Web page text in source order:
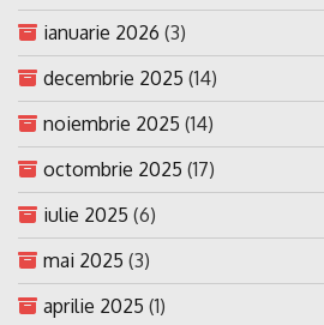
ianuarie 2026 (3)
decembrie 2025 (14)
noiembrie 2025 (14)
octombrie 2025 (17)
iulie 2025 (6)
mai 2025 (3)
aprilie 2025 (1)